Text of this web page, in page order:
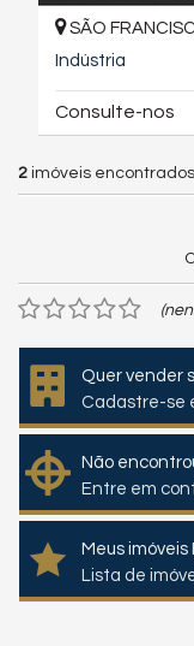
SÃO
Indústria
Consulte-nos
2 imóveis encontrados
Quer vender
Cadastre-se
Não
Entre em
Meus imóveis
Lista de